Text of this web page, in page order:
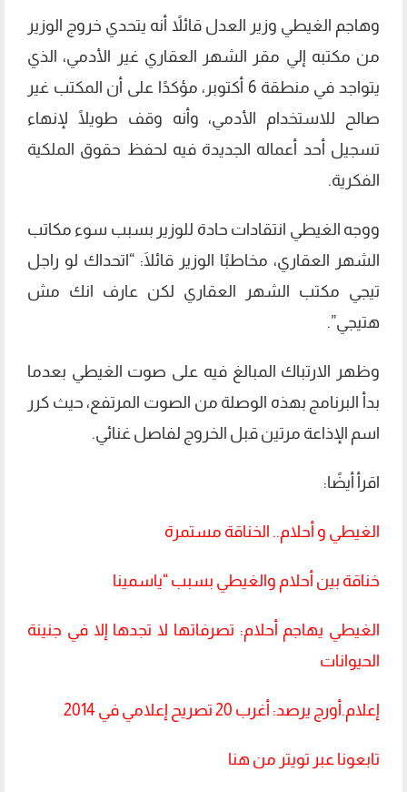
وهاجم الغيطي وزير العدل قائلاً أنه يتحدي خروج الوزير
من مكتبه إلي مقر الشهر العقاري غير الأدمي، الذي
يتواجد في منطقة 6 أكتوبر، مؤكدًا على أن المكتب غير
صالح للاستخدام الأدمي، وأنه وقف طويلًا لإنهاء
تسجيل أحد أعماله الجديدة فيه لحفظ حقوق الملكية
الفكرية.
ووجه الغيطي انتقادات حادة للوزير بسبب سوء مكاتب
الشهر العقاري، مخاطبًا الوزير قائلَا: “اتحداك لو راجل
تيجي مكتب الشهر العقاري لكن عارف انك مش
هتيجي”.
وظهر الارتباك المبالغ فيه على صوت الغيطي بعدما
بدأ البرنامج بهذه الوصلة من الصوت المرتفع، حيث كرر
اسم الإذاعة مرتين قبل الخروج لفاصل غنائي.
اقرأ أيضًا:
الغيطي و أحلام.. الخناقة مستمرة
خناقة بين أحلام والغيطي بسبب “ياسمينا
الغيطي يهاجم أحلام: تصرفاتها لا تجدها إلا في جنينة
الحيوانات
إعلام.أورج يرصد: أغرب 20 تصريح إعلامي في 2014
تابعونا عبر تويتر من هنا